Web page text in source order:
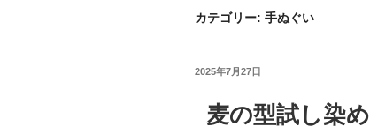
カテゴリー: 手ぬぐい
投
2025年7月27日
麦の型試し染め